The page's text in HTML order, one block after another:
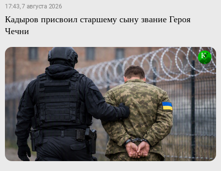
17:43, 7 августа 2026
Кадыров присвоил старшему сыну звание Героя
Чечни